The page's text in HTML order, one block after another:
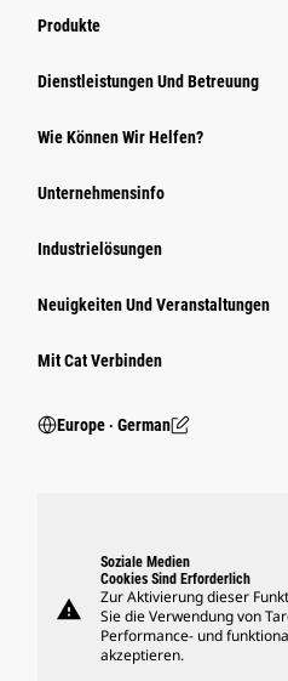
Produkte
Dienstleistungen Und Betreuung
Wie Können Wir Helfen?
Unternehmensinfo
Industrielösungen
Neuigkeiten Und Veranstaltungen
Mit Cat Verbinden
Europe ‧ German
warning
Soziale Medien
Cookies Sind Erforderlich
Zur Aktivierung dieser
Sie die Verwendung von
Performance- und
akzeptieren.